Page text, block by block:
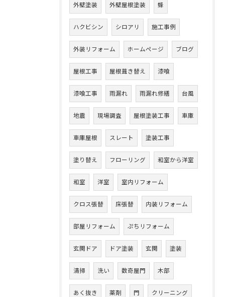
外壁塗装 外壁屋根塗装 蜂
ハクビシン シロアリ 施工事例
外装リフォーム ホームページ ブログ
屋根工事 屋根葺き替え 漆喰
漆喰工事 雨漏れ 雨漏れ修繕 台風
地震 現場調査 屋根塗装工事 車庫
車庫屋根 スレート 塗装工事
塗り替え フローリング 和室から洋室
和室 洋室 室内リフォーム
クロス張替 床張替 内装リフォーム
部屋リフォーム ぷちリフォーム
玄関ドア ドア塗装 玄関 塗装
清掃 洗い 数奇屋門 木部
あく抜き 薬剤 門 クリーニング